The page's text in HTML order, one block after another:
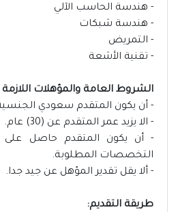
- هندسة الحاسب الآلي
- هندسة شبكات
- التمريض
- تقنية الأشعة
الشروط العامة والمؤهلات
- أن يكون المتقدم سعودي
- الا يزيد عمر المتقدم عن (30) عام.
- أن يكون المتقدم حاصل على
التخصصات المطلوبة.
- ألا يقل تقدير المؤهل عن جيد جدا.
طريقة التقديم: